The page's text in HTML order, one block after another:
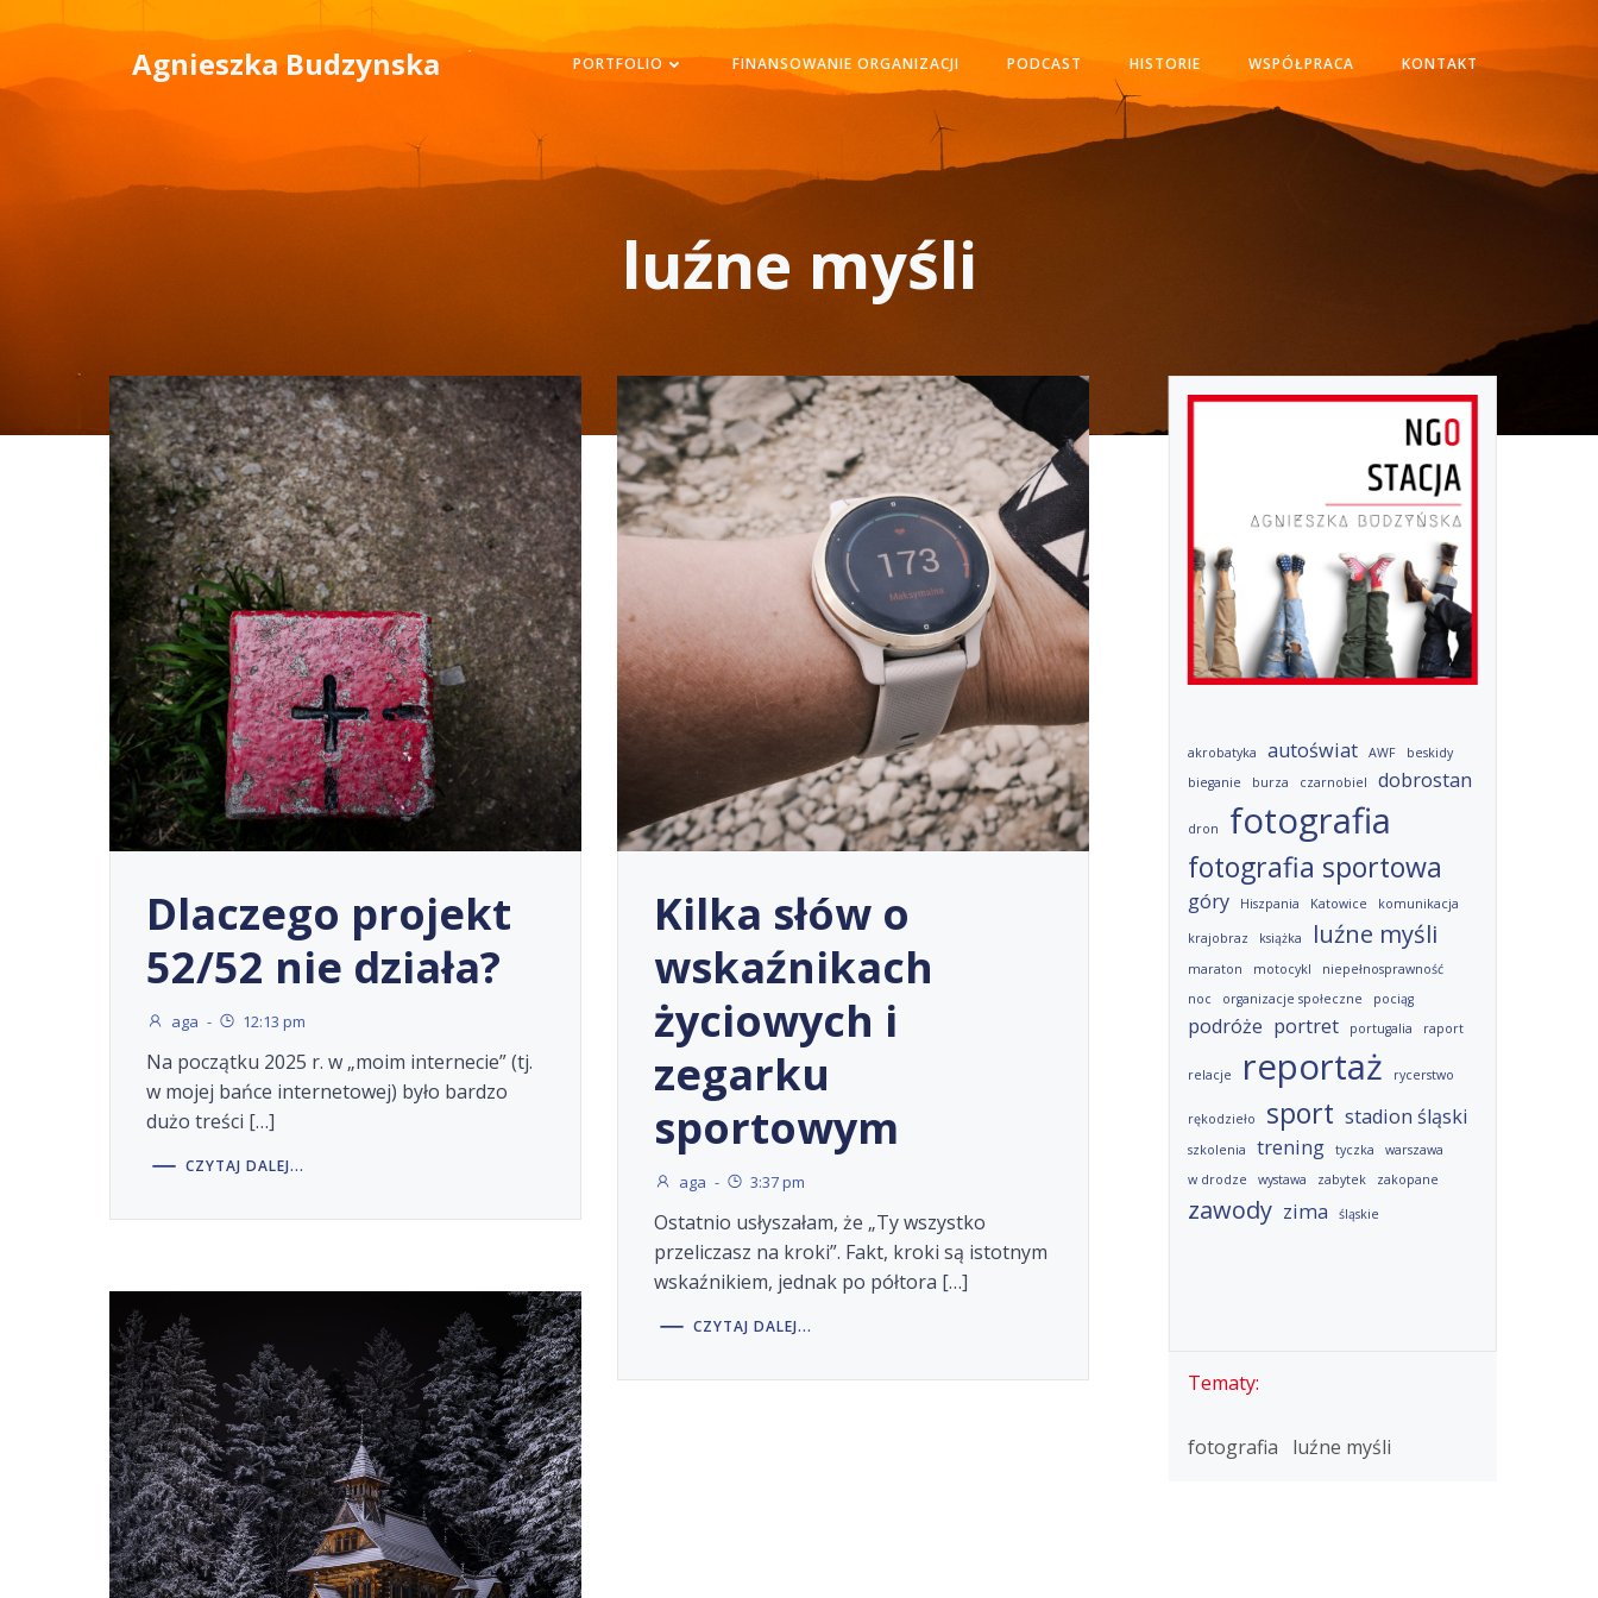
Agnieszka Budzynska PORTFOLIO FINANSOWANIE ORGANIZACJI PODCAST HISTORIE WSPÓŁPRACA KONTAKT
luźne myśli
Dlaczego projekt
52/52 nie działa?
aga - 12:13 pm
Na początku 2025 r. w „moim internecie” (tj.
w mojej bańce internetowej) było bardzo
dużo treści […]
CZYTAJ DALEJ...
Kilka słów o
wskaźnikach
życiowych i
zegarku
sportowym
aga - 3:37 pm
Ostatnio usłyszałam, że „Ty wszystko
przeliczasz na kroki”. Fakt, kroki są istotnym
wskaźnikiem, jednak po półtora […]
CZYTAJ DALEJ...
akrobatyka autoświat AWF
beskidy
bieganie
burza czarnobiel dobrostan
dron fotografia
fotografia sportowa
góry Hiszpania Katowice komunikacja
krajobraz książka luźne myśli
maraton motocykl
niepełnosprawność
noc
organizacje społeczne pociąg
podróże portret portugalia raport
relacje reportaż rycerstwo
rękodzieło sport stadion śląski
szkolenia trening tyczka
warszawa
w drodze
wystawa zabytek zakopane
zawody zima śląskie
Tematy:
fotografia luźne myśli